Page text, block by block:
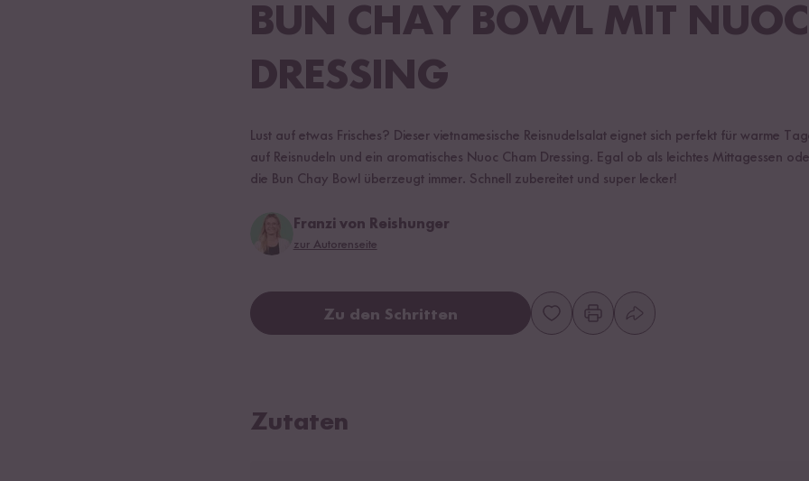
BUN CHAY BOWL MIT
DRESSING
Lust auf etwas Frisches? Dieser vietnamesische Reisnudelsalat eignet sich perfekt für warme
auf Reisnudeln und ein aromatisches Nuoc Cham Dressing. Egal ob als leichtes Mittagessen
die Bun Chay Bowl überzeugt immer. Schnell zubereitet und super lecker!
Franzi von Reishunger
zur Autorenseite
Zu den Schritten
Zutaten